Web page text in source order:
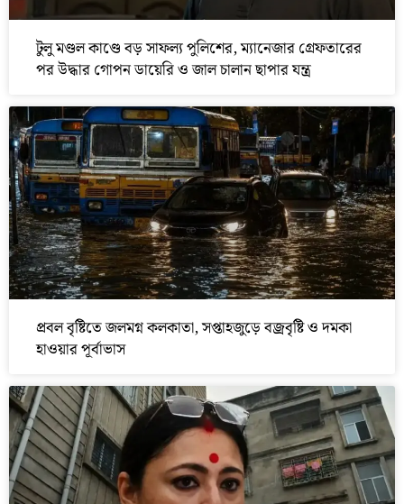
টুলু মণ্ডল কাণ্ডে বড় সাফল্য পুলিশের, ম্যানেজার গ্রেফতারের
পর উদ্ধার গোপন ডায়েরি ও জাল চালান ছাপার যন্ত্র
প্রবল বৃষ্টিতে জলমগ্ন কলকাতা, সপ্তাহজুড়ে বজ্রবৃষ্টি ও দমকা
হাওয়ার পূর্বাভাস